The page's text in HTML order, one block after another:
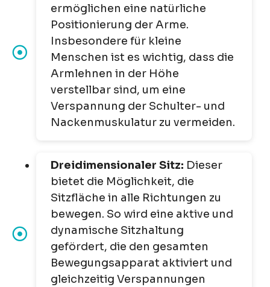
ermöglichen eine natürliche
Positionierung der Arme.
Insbesondere für kleine
Menschen ist es wichtig, dass die
Armlehnen in der Höhe
verstellbar sind, um eine
Verspannung der Schulter- und
Nackenmuskulatur zu vermeiden.
Dreidimensionaler Sitz: Dieser
bietet die Möglichkeit, die
Sitzfläche in alle Richtungen zu
bewegen. So wird eine aktive und
dynamische Sitzhaltung
gefördert, die den gesamten
Bewegungsapparat aktiviert und
gleichzeitig Verspannungen